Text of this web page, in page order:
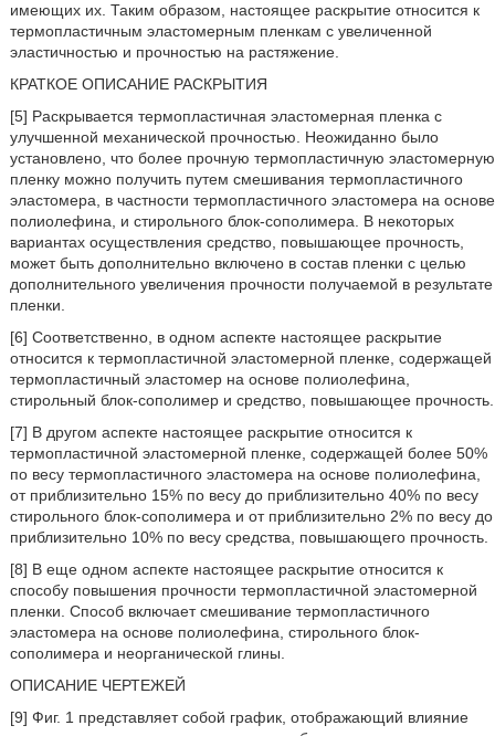
имеющих их. Таким образом, настоящее раскрытие относится к
термопластичным эластомерным пленкам с увеличенной
эластичностью и прочностью на растяжение.
КРАТКОЕ ОПИСАНИЕ РАСКРЫТИЯ
[5] Раскрывается термопластичная эластомерная пленка с
улучшенной механической прочностью. Неожиданно было
установлено, что более прочную термопластичную эластомерную
пленку можно получить путем смешивания термопластичного
эластомера, в частности термопластичного эластомера на основе
полиолефина, и стирольного блок-сополимера. В некоторых
вариантах осуществления средство, повышающее прочность,
может быть дополнительно включено в состав пленки с целью
дополнительного увеличения прочности получаемой в результате
пленки.
[6] Соответственно, в одном аспекте настоящее раскрытие
относится к термопластичной эластомерной пленке, содержащей
термопластичный эластомер на основе полиолефина,
стирольный блок-сополимер и средство, повышающее прочность.
[7] В другом аспекте настоящее раскрытие относится к
термопластичной эластомерной пленке, содержащей более 50%
по весу термопластичного эластомера на основе полиолефина,
от приблизительно 15% по весу до приблизительно 40% по весу
стирольного блок-сополимера и от приблизительно 2% по весу до
приблизительно 10% по весу средства, повышающего прочность.
[8] В еще одном аспекте настоящее раскрытие относится к
способу повышения прочности термопластичной эластомерной
пленки. Способ включает смешивание термопластичного
эластомера на основе полиолефина, стирольного блок-
сополимера и неорганической глины.
ОПИСАНИЕ ЧЕРТЕЖЕЙ
[9] Фиг. 1 представляет собой график, отображающий влияние